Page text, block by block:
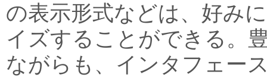
の表示形式などは、好み
イズすることができる。
ながらも、インタフェー